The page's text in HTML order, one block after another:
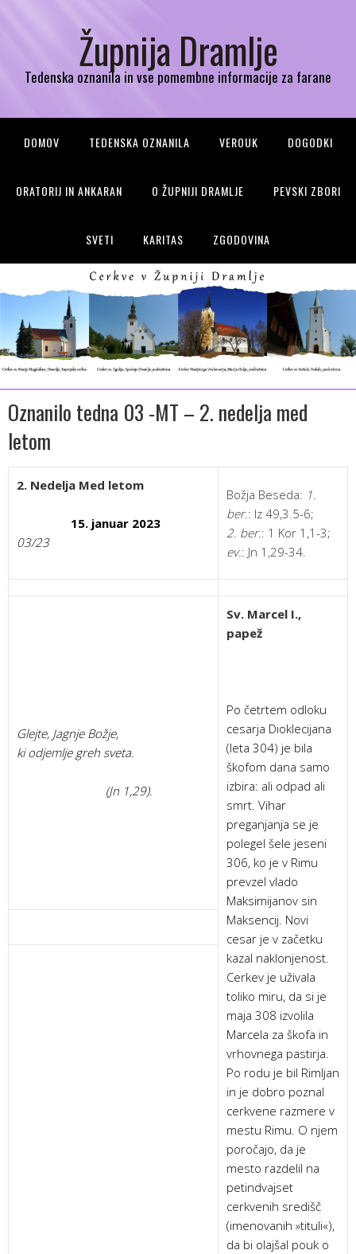
Župnija Dramlje
Tedenska oznanila in vse pomembne informacije za farane
DOMOV TEDENSKA OZNANILA VEROUK DOGODKI
ORATORIJ IN ANKARAN O ŽUPNIJI DRAMLJE PEVSKI ZBORI
SVETI KARITAS ZGODOVINA
Oznanilo tedna 03 -MT – 2. nedelja med
letom
2. Nedelja Med letom
15. januar 2023
03/23
Božja Beseda: 1.
ber.: Iz 49,3.5-6;
2. ber.: 1 Kor 1,1-3;
ev.: Jn 1,29-34.
Glejte, Jagnje Božje,
ki odjemlje greh sveta.
(Jn 1,29).
Sv. Marcel I.,
papež
Po četrtem odloku
cesarja Dioklecijana
(leta 304) je bila
škofom dana samo
izbira: ali odpad ali
smrt. Vihar
preganjanja se je
polegel šele jeseni
306, ko je v Rimu
prevzel vlado
Maksimijanov sin
Maksencij. Novi
cesar je v začetku
kazal naklonjenost.
Cerkev je uživala
toliko miru, da si je
maja 308 izvolila
Marcela za škofa in
vrhovnega pastirja.
Po rodu je bil Rimljan
in je dobro poznal
cerkvene razmere v
mestu Rimu. O njem
poročajo, da je
mesto razdelil na
petindvajset
cerkvenih središč
(imenovanih »tituli«),
da bi olajšal pouk o